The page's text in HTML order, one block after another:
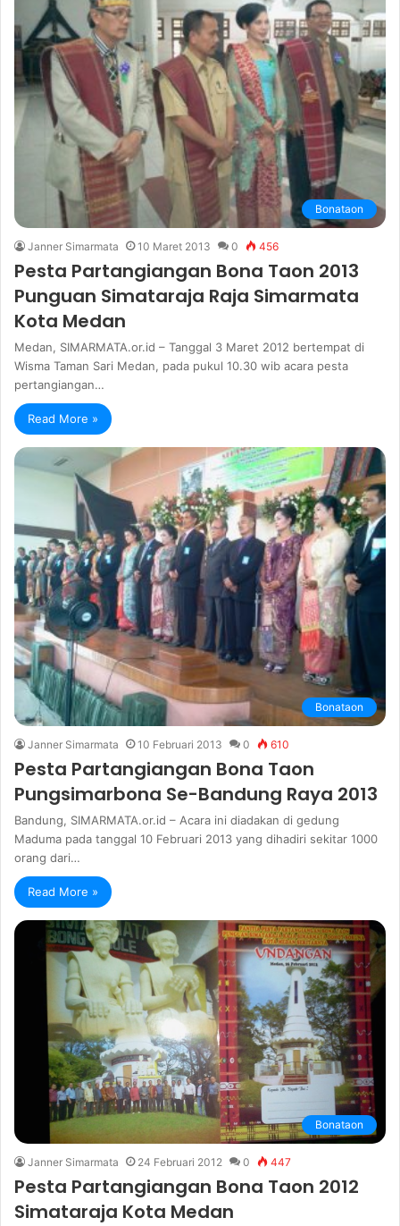
Bonataon
Janner Simarmata 10 Maret 2013 0 456
Pesta Partangiangan Bona Taon 2013
Punguan Simataraja Raja Simarmata
Kota Medan
Medan, SIMARMATA.or.id – Tanggal 3 Maret 2012 bertempat di
Wisma Taman Sari Medan, pada pukul 10.30 wib acara pesta
pertangiangan…
Read More »
Bonataon
Janner Simarmata 10 Februari 2013 0 610
Pesta Partangiangan Bona Taon
Pungsimarbona Se-Bandung Raya 2013
Bandung, SIMARMATA.or.id – Acara ini diadakan di gedung
Maduma pada tanggal 10 Februari 2013 yang dihadiri sekitar 1000
orang dari…
Read More »
Bonataon
Janner Simarmata 24 Februari 2012 0 447
Pesta Partangiangan Bona Taon 2012
Simataraja Kota Medan